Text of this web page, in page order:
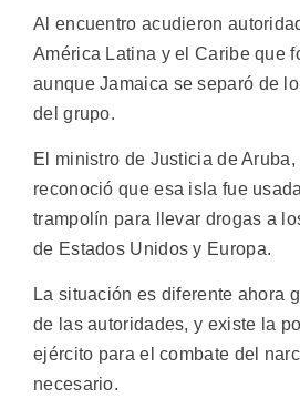
Al encuentro acudieron
América Latina y el Caribe que
aunque Jamaica se separó de
del grupo.
El ministro de Justicia de Aruba,
reconoció que esa isla fue
trampolín para llevar drogas a
de Estados Unidos y Europa.
La situación es diferente ahora
de las autoridades, y existe la
ejército para el combate del
necesario.